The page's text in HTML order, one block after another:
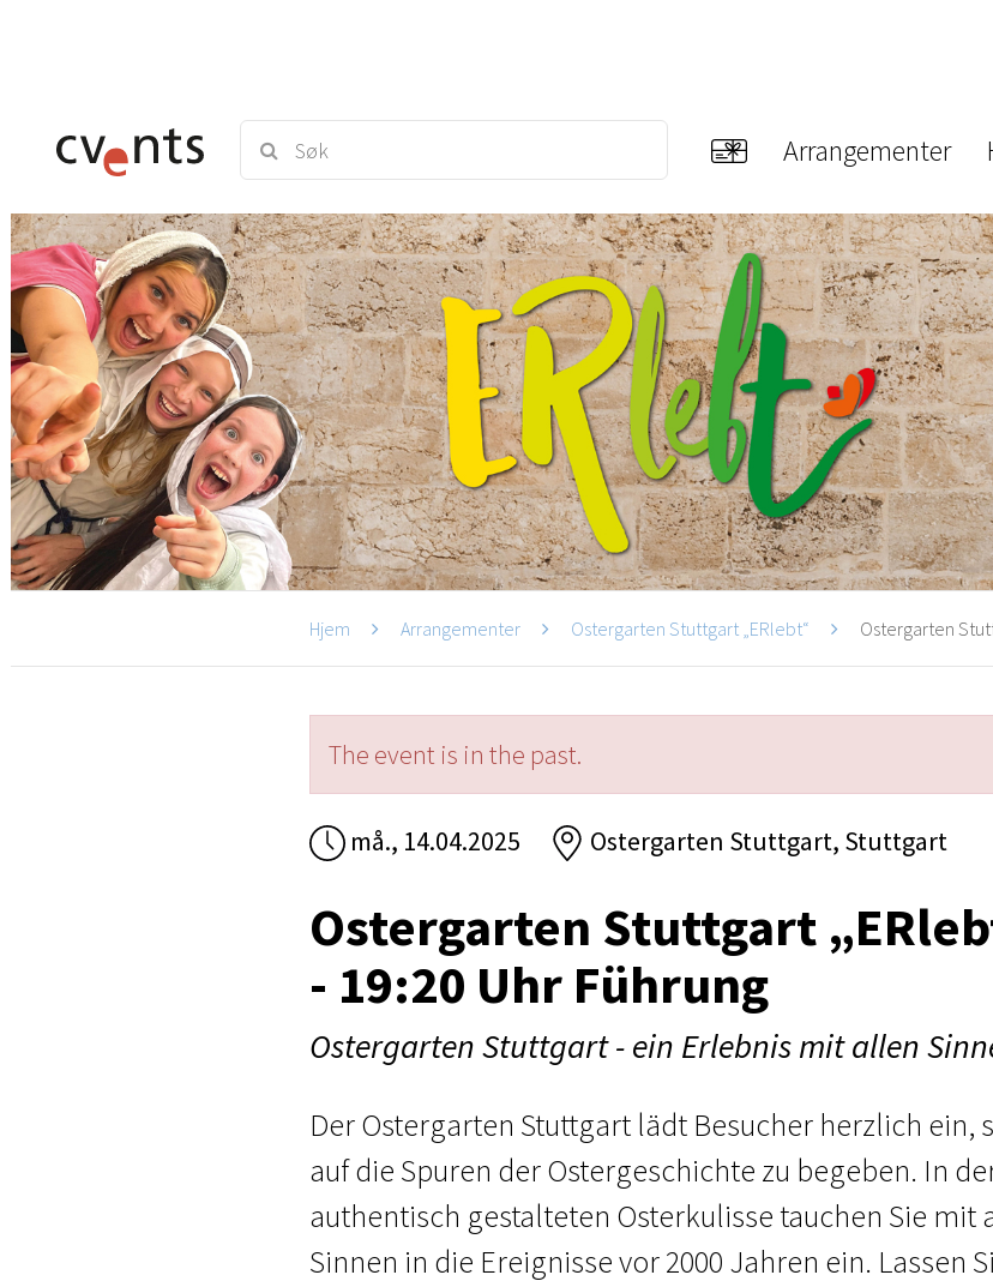
Arrangementer
Hjem Arrangementer Ostergarten Stuttgart „ERlebt“ Ostergarten
The event is in the past.
må., 14.04.2025 Ostergarten Stuttgart, Stuttgart
Ostergarten Stuttgart
- 19:20 Uhr Führung
Ostergarten Stuttgart - ein Erlebnis mit allen
Der Ostergarten Stuttgart lädt Besucher herzlich ein,
auf die Spuren der Ostergeschichte zu begeben. In
authentisch gestalteten Osterkulisse tauchen Sie mit
Sinnen in die Ereignisse vor 2000 Jahren ein. Lassen